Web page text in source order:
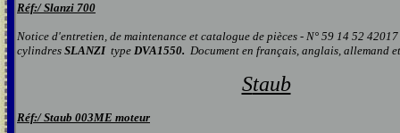
Réf:/Slanzi 700
Notice d'entretien, de maintenance et catalogue de pièces - N° 59 14 52
cylindres SLANZI type DVA1550. Document en français, anglais, allemand
Staub
Réf:/Staub 003ME moteur